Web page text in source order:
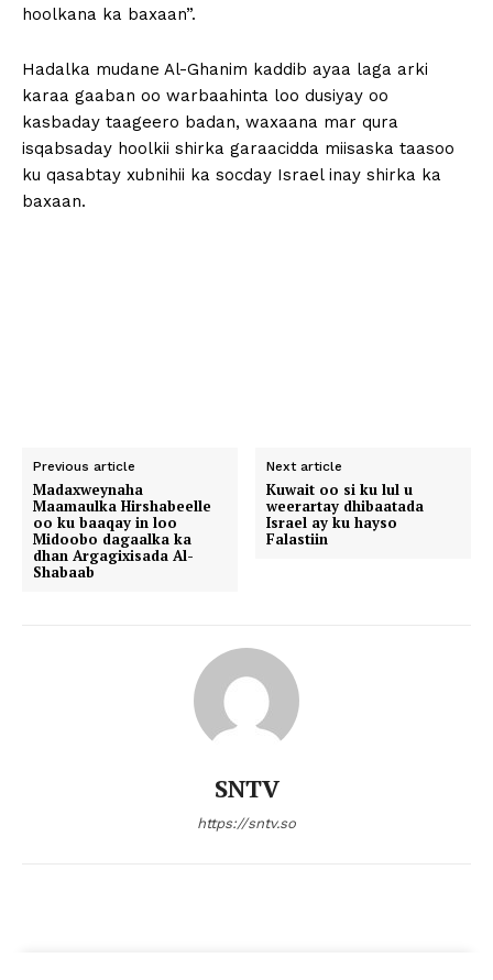
hoolkana ka baxaan”.
Hadalka mudane Al-Ghanim kaddib ayaa laga arki
karaa gaaban oo warbaahinta loo dusiyay oo
kasbaday taageero badan, waxaana mar qura
isqabsaday hoolkii shirka garaacidda miisaska taasoo
ku qasabtay xubnihii ka socday Israel inay shirka ka
baxaan.
Previous article
Madaxweynaha
Maamaulka Hirshabeelle
oo ku baaqay in loo
Midoobo dagaalka ka
dhan Argagixisada Al-
Shabaab
Next article
Kuwait oo si ku lul u
weerartay dhibaatada
Israel ay ku hayso
Falastiin
SNTV
https://sntv.so